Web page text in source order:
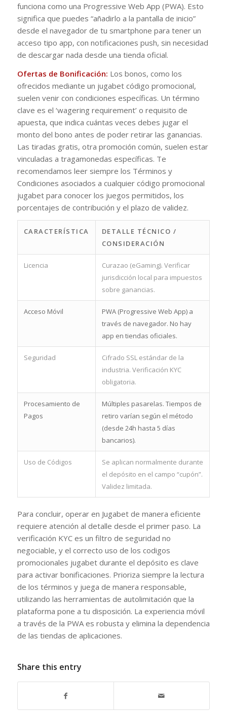
funciona como una Progressive Web App (PWA). Esto
significa que puedes “añadirlo a la pantalla de inicio”
desde el navegador de tu smartphone para tener un
acceso tipo app, con notificaciones push, sin necesidad
de descargar nada desde una tienda oficial.
Ofertas de Bonificación: Los bonos, como los
ofrecidos mediante un jugabet código promocional,
suelen venir con condiciones específicas. Un término
clave es el ‘wagering requirement’ o requisito de
apuesta, que indica cuántas veces debes jugar el
monto del bono antes de poder retirar las ganancias.
Las tiradas gratis, otra promoción común, suelen estar
vinculadas a tragamonedas específicas. Te
recomendamos leer siempre los Términos y
Condiciones asociados a cualquier código promocional
jugabet para conocer los juegos permitidos, los
porcentajes de contribución y el plazo de validez.
CARACTERÍSTICA
DETALLE TÉCNICO /
CONSIDERACIÓN
Licencia
Curazao (eGaming). Verificar
jurisdicción local para impuestos
sobre ganancias.
Acceso Móvil
PWA (Progressive Web App) a
través de navegador. No hay
app en tiendas oficiales.
Seguridad
Cifrado SSL estándar de la
industria. Verificación KYC
obligatoria.
Procesamiento de
Pagos
Múltiples pasarelas. Tiempos de
retiro varían según el método
(desde 24h hasta 5 días
bancarios).
Uso de Códigos
Se aplican normalmente durante
el depósito en el campo “cupón”.
Validez limitada.
Para concluir, operar en Jugabet de manera eficiente
requiere atención al detalle desde el primer paso. La
verificación KYC es un filtro de seguridad no
negociable, y el correcto uso de los codigos
promocionales jugabet durante el depósito es clave
para activar bonificaciones. Prioriza siempre la lectura
de los términos y juega de manera responsable,
utilizando las herramientas de autolimitación que la
plataforma pone a tu disposición. La experiencia móvil
a través de la PWA es robusta y elimina la dependencia
de las tiendas de aplicaciones.
Share this entry